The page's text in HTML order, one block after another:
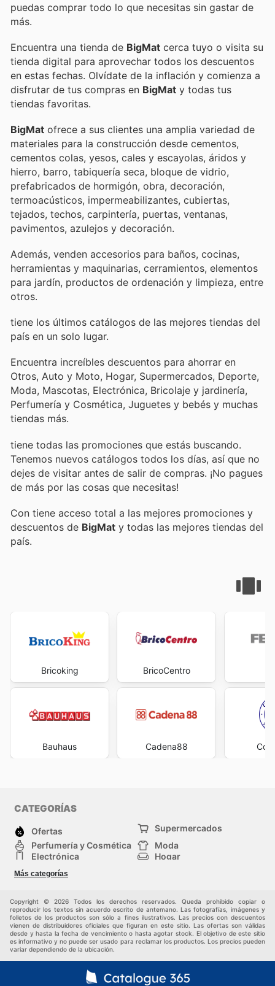
puedas comprar todo lo que necesitas sin gastar de
más.
Encuentra una tienda de BigMat cerca tuyo o visita su
tienda digital para aprovechar todos los descuentos
en estas fechas. Olvídate de la inflación y comienza a
disfrutar de tus compras en BigMat y todas tus
tiendas favoritas.
BigMat ofrece a sus clientes una amplia variedad de
materiales para la construcción desde cementos,
cementos colas, yesos, cales y escayolas, áridos y
hierro, barro, tabiquería seca, bloque de vidrio,
prefabricados de hormigón, obra, decoración,
termoacústicos, impermeabilizantes, cubiertas,
tejados, techos, carpintería, puertas, ventanas,
pavimentos, azulejos y decoración.
Además, venden accesorios para baños, cocinas,
herramientas y maquinarias, cerramientos, elementos
para jardín, productos de ordenación y limpieza, entre
otros.
tiene los últimos catálogos de las mejores tiendas del
país en un solo lugar.
Encuentra increíbles descuentos para ahorrar en
Otros, Auto y Moto, Hogar, Supermercados, Deporte,
Moda, Mascotas, Electrónica, Bricolaje y jardinería,
Perfumería y Cosmética, Juguetes y bebés y muchas
tiendas más.
tiene todas las promociones que estás buscando.
Tenemos nuevos catálogos todos los días, así que no
dejes de visitar antes de salir de compras. ¡No pagues
de más por las cosas que necesitas!
Con tiene acceso total a las mejores promociones y
descuentos de BigMat y todas las mejores tiendas del
país.
Bricoking
Bauhaus
BricoCentro
Cadena88
CATEGORÍAS
Ofertas
Supermercados
Perfumería y Cosmética
Moda
Electrónica
Hogar
Deporte
Juguetes y bebés
Más categorías
Copyright © 2026 Todos los derechos reservados. Queda prohibido copiar o
reproducir los textos sin acuerdo escrito de antemano. Las fotografías, imágenes y
folletos de los productos son sólo a fines ilustrativos. Las precios con descuentos
vienen de distribuidores oficiales que figuran en este sitio. Las ofertas son válidas
desde y hasta la fecha de vencimiento o hasta agotar stock. El objetivo de este sitio
es informativo y no puede ser usado para reclamar los productos. Los precios pueden
variar dependiendo de la ubicación.